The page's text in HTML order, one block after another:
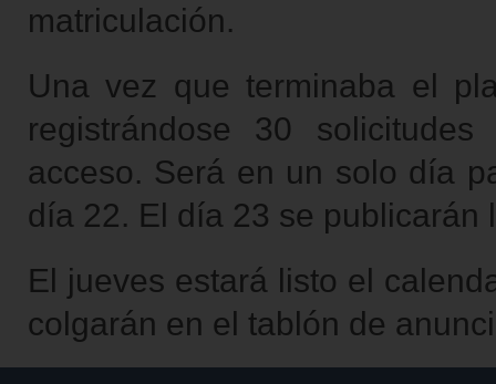
matriculación.
Una vez que terminaba el
registrándose 30
acceso. Será en un solo día
día 22. El día 23 se
El jueves estará listo el
colgarán en el tablón de